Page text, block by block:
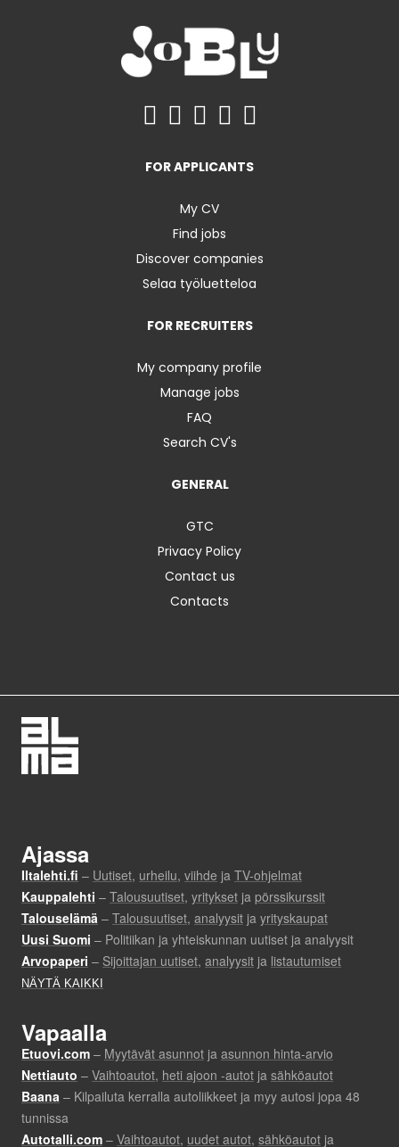
FOR APPLICANTS
My CV
Find jobs
Discover companies
Selaa työluetteloa
FOR RECRUITERS
My company profile
Manage jobs
FAQ
Search CV's
GENERAL
GTC
Privacy Policy
Contact us
Contacts